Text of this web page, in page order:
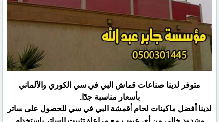
متوفر لدينا صناعات قماش البي في سي الكوري والألماني
بأسعار مناسبة جدًا.‏
لدينا أفضل ماكينات لحام أقمشة البي في سي للحصول على ساتر
مشدود خالى من أى عيوب مع مراعاة تثبيت الساتر باستخدام